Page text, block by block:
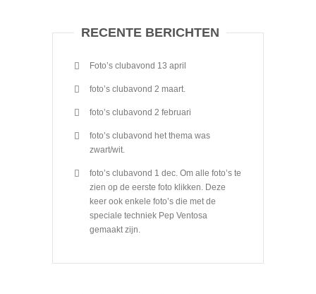
RECENTE BERICHTEN
Foto’s clubavond 13 april
foto’s clubavond 2 maart.
foto’s clubavond 2 februari
foto’s clubavond het thema was
zwart/wit.
foto’s clubavond 1 dec. Om alle foto’s te
zien op de eerste foto klikken. Deze
keer ook enkele foto’s die met de
speciale techniek Pep Ventosa
gemaakt zijn.